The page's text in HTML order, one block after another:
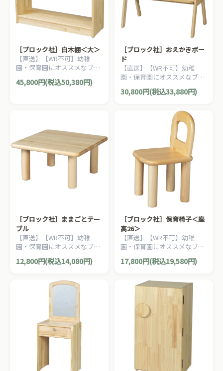
［ブロック社］白木棚＜大＞
【直送】【WR不可】幼稚
園・保育園にオススメなブロ
ック社の木製子ども家具。収
納に便利な白木棚です。
45,800円(税込50,380円)
［ブロック社］おえかきボー
ド
【直送】【WR不可】幼稚
園・保育園にオススメなブロ
ック社の木製子ども家具。お
絵描きや、マグネット遊びも
30,800円(税込33,880円)
［ブロック社］ままごとテー
ブル
【直送】【WR不可】幼稚
園・保育園にオススメなブロ
ック社のおままごと、ごっこ
遊びのコーナー作りにピッタ
12,800円(税込14,080円)
［ブロック社］保育椅子＜座
高26＞
【直送】【WR不可】幼稚
園・保育園にオススメなブロ
ック社の木製子ども家具。子
どもが快適に座れるようデザ
17,800円(税込19,580円)